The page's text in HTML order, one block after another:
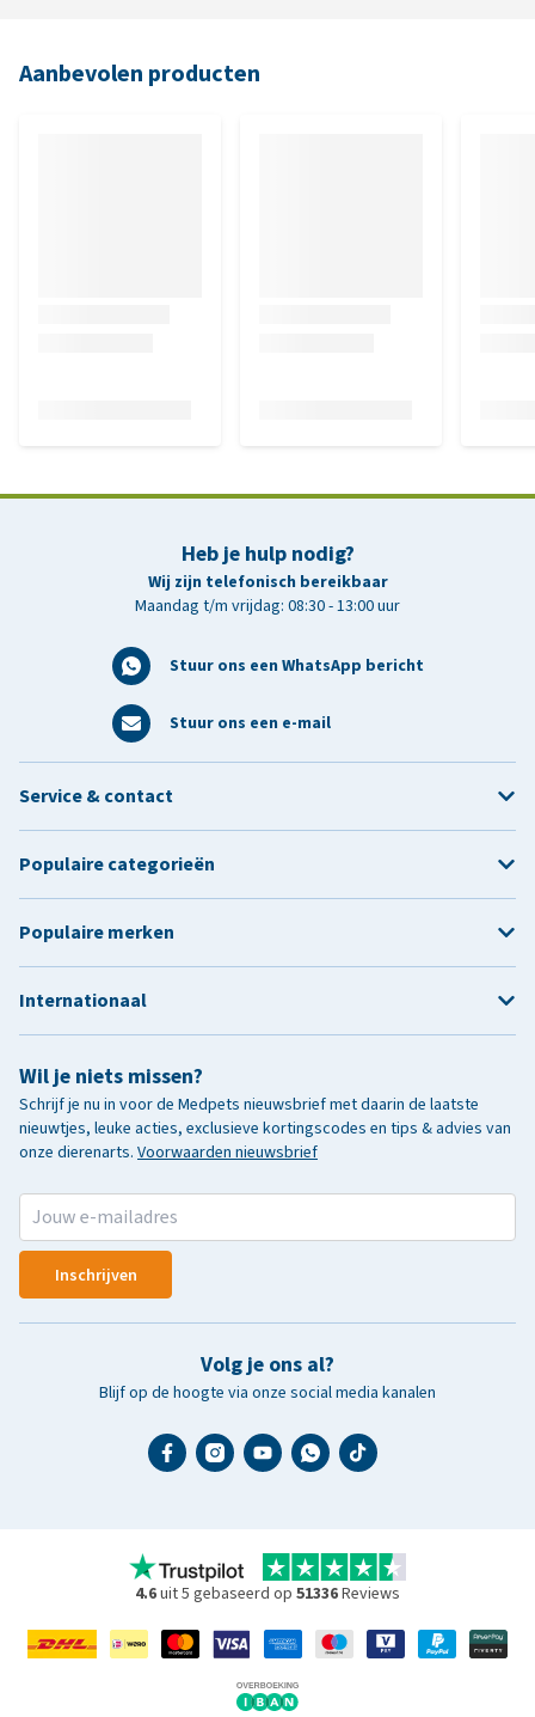
Aanbevolen producten
Heb je hulp nodig?
Wij zijn telefonisch bereikbaar
Maandag t/m vrijdag: 08:30 - 13:00 uur
Stuur ons een WhatsApp bericht
Stuur ons een e-mail
Wil je niets missen?
Schrijf je nu in voor de Medpets nieuwsbrief met daarin de laatste
nieuwtjes, leuke acties, exclusieve kortingscodes en tips & advies van
onze dierenarts. Voorwaarden nieuwsbrief
Inschrijven
Volg je ons al?
Blijf op de hoogte via onze social media kanalen
Service & contact
Populaire categorieën
Populaire merken
Internationaal
4.6uit 5 gebaseerd op 51336Reviews